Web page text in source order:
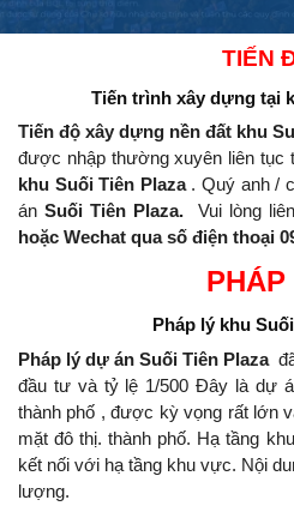
TIẾN
Tiến trình xây dựng tại
Tiến độ xây dựng nền đất khu
được nhập thường xuyên liên tục
khu Suối Tiên Plaza.Quý anh /
án Suối Tiên Plaza. Vui lòng
hoặc Wechat qua số điện thoại
PHÁP
Pháp lý khu
Pháp lý dự án Suối Tiên Plazađã
đầu tư và tỷ lệ 1/500 Đây là dự
thành phố , được kỳ vọng rất lớn
mặt đô thị.thành phố. Hạ tầng khu
kết nối với hạ tầng khu vực. Nội
lượng.